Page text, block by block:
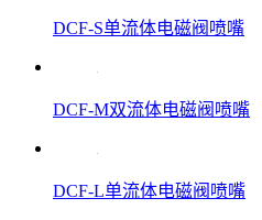
DCF-S单流体电磁阀喷嘴
DCF-M双流体电磁阀喷嘴
DCF-L单流体电磁阀喷嘴